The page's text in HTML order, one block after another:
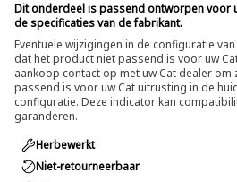
Dit onderdeel is passend ontworpen voor
de specificaties van de fabrikant.
Eventuele wijzigingen in de configuratie
dat het product niet passend is voor uw
aankoop contact op met uw Cat dealer
passend is voor uw Cat uitrusting in de
configuratie. Deze indicator kan
garanderen.
Herbewerkt
Niet-retourneerbaar